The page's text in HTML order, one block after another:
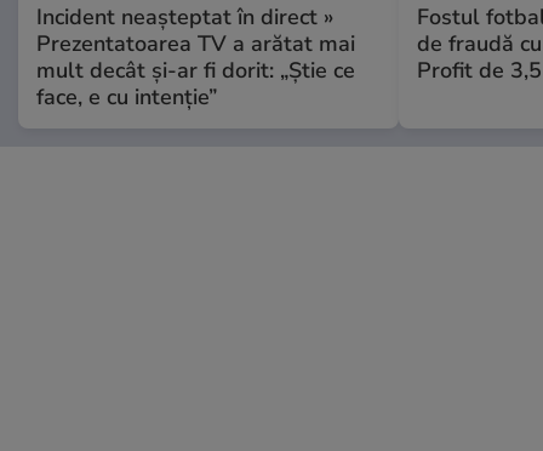
Incident neașteptat în direct »
Prezentatoarea TV a arătat mai
mult decât și-ar fi dorit: „Știe ce
face, e cu intenție”
Fostul
de fraudă
Profit de